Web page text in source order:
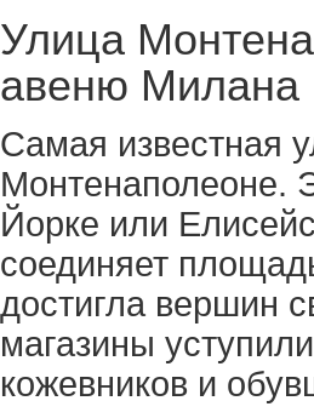
Улица
авеню Милана
Самая известная
Монтенаполеоне.
Йорке или
соединяет
достигла вершин
магазины
кожевников и